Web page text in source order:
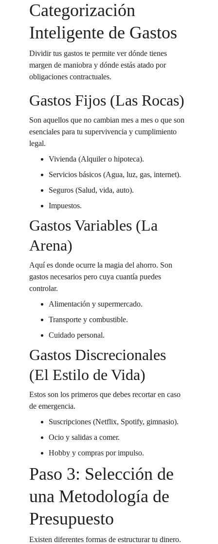
Categorización
Inteligente de Gastos
Dividir tus gastos te permite ver dónde tienes
margen de maniobra y dónde estás atado por
obligaciones contractuales.
Gastos Fijos (Las Rocas)
Son aquellos que no cambian mes a mes o que son
esenciales para tu supervivencia y cumplimiento
legal.
Vivienda (Alquiler o hipoteca).
Servicios básicos (Agua, luz, gas, internet).
Seguros (Salud, vida, auto).
Impuestos.
Gastos Variables (La
Arena)
Aquí es donde ocurre la magia del ahorro. Son
gastos necesarios pero cuya cuantía puedes
controlar.
Alimentación y supermercado.
Transporte y combustible.
Cuidado personal.
Gastos Discrecionales
(El Estilo de Vida)
Estos son los primeros que debes recortar en caso
de emergencia.
Suscripciones (Netflix, Spotify, gimnasio).
Ocio y salidas a comer.
Hobby y compras por impulso.
Paso 3: Selección de
una Metodología de
Presupuesto
Existen diferentes formas de estructurar tu dinero.